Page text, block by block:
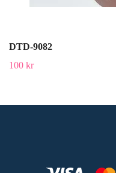
DTD-9082
100 kr